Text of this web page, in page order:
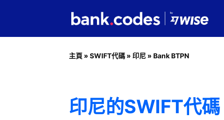
主頁 » SWIFT代碼 » 印尼 » Bank BTPN
印尼的SWIFT代